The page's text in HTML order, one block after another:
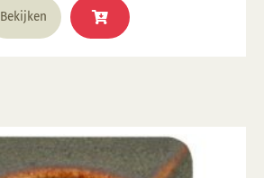
Bekijken